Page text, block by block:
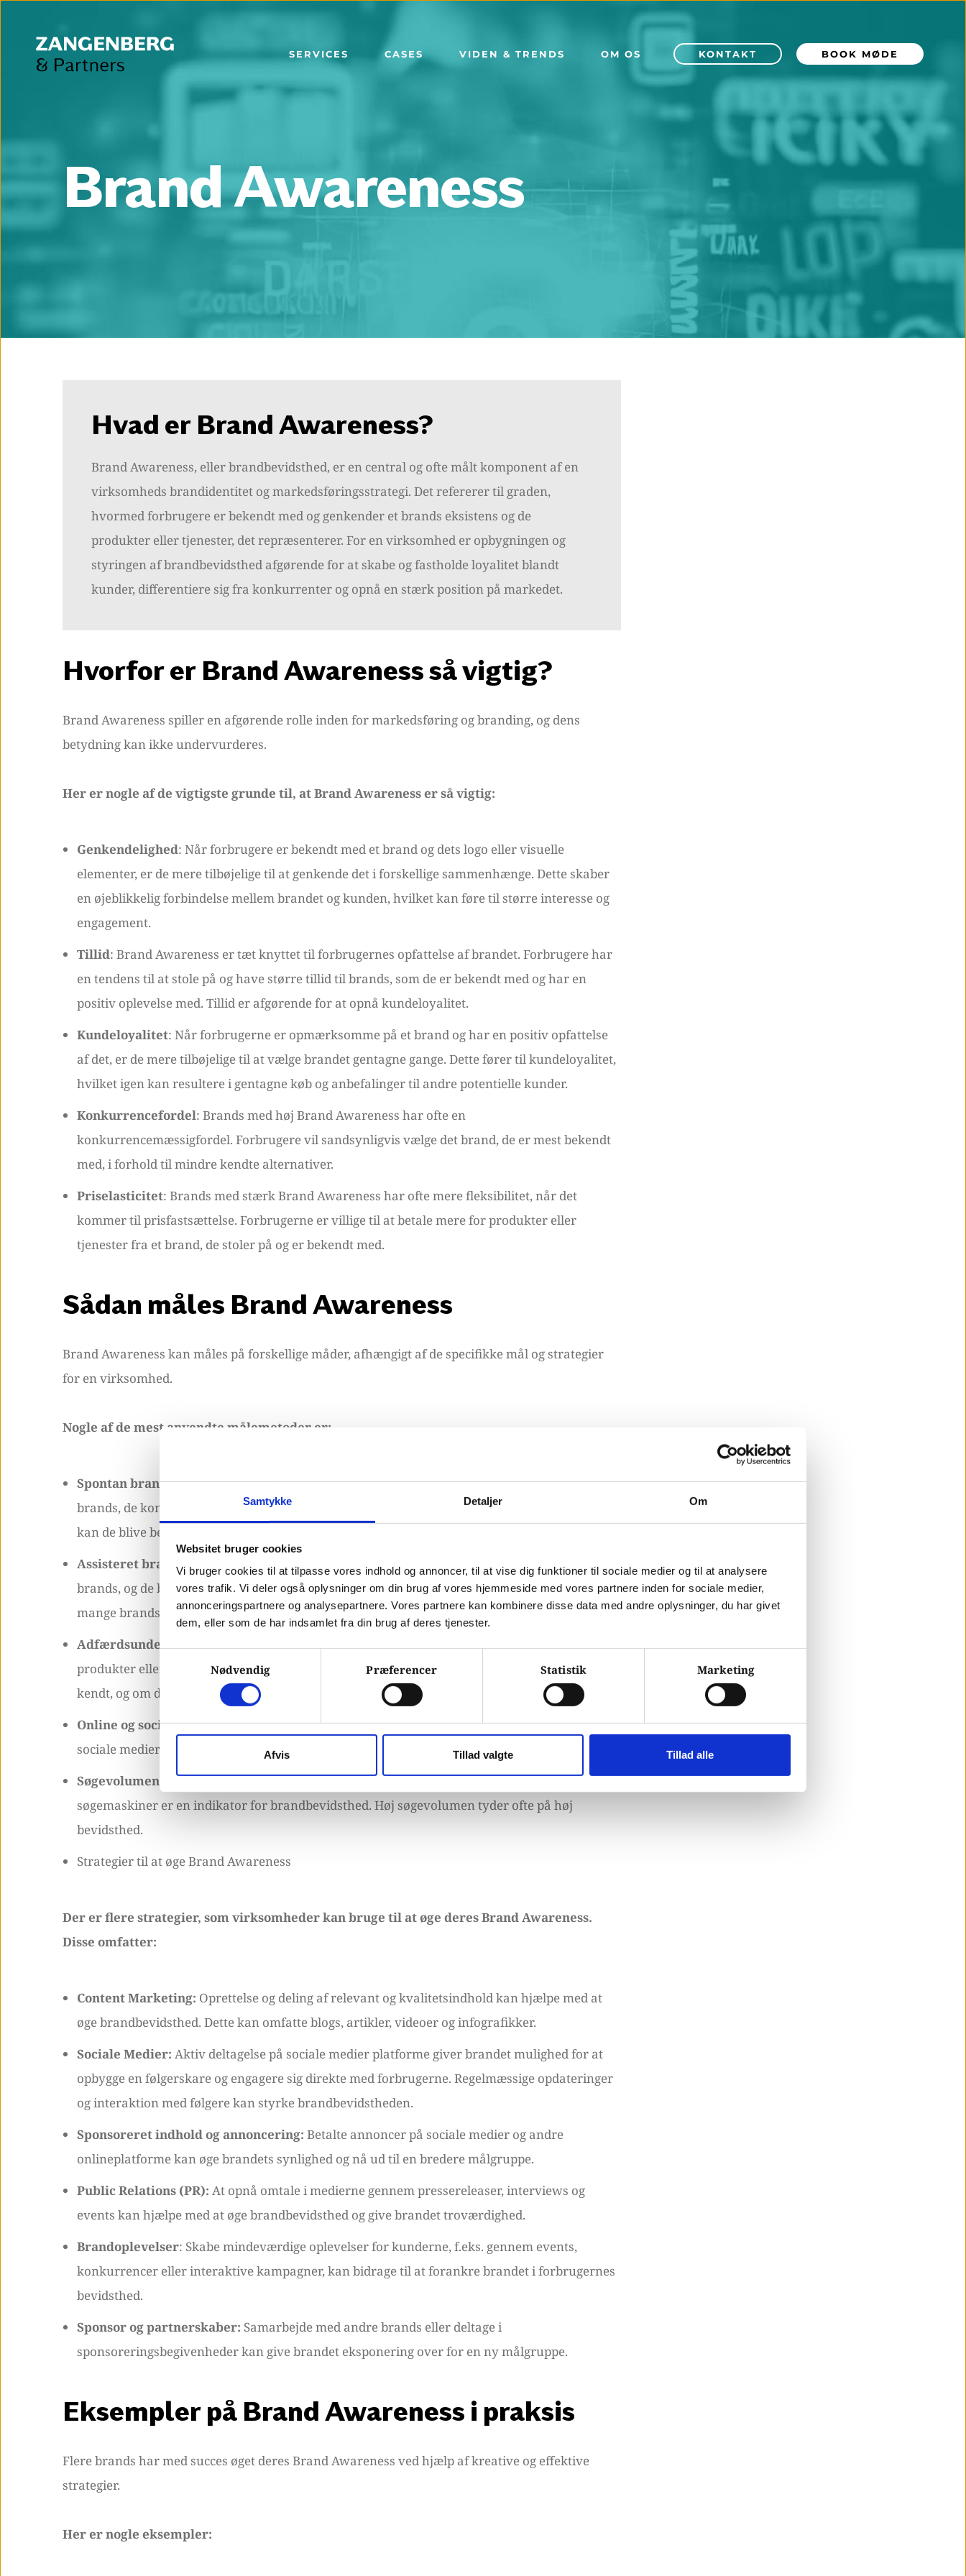
Samtykke Detaljer Om
Websitet bruger cookies
Vi bruger cookies til at tilpasse vores indhold og annoncer, til at vise dig funktioner til sociale medier og til at analysere
vores trafik. Vi deler også oplysninger om din brug af vores hjemmeside med vores partnere inden for sociale medier,
annonceringspartnere og analysepartnere. Vores partnere kan kombinere disse data med andre oplysninger, du har givet
dem, eller som de har indsamlet fra din brug af deres tjenester.
Nødvendig Præferencer Statistik Marketing
Afvis Tillad valgte Tillad alle
SERVICES CASES VIDEN & TRENDS OM OS KONTAKT BOOK MØDE
Brand Awareness
Hvad er Brand Awareness?
Brand Awareness, eller brandbevidsthed, er en central og ofte målt komponent af en
virksomheds brandidentitet og markedsføringsstrategi. Det refererer til graden,
hvormed forbrugere er bekendt med og genkender et brands eksistens og de
produkter eller tjenester, det repræsenterer. For en virksomhed er opbygningen og
styringen af brandbevidsthed afgørende for at skabe og fastholde loyalitet blandt
kunder, differentiere sig fra konkurrenter og opnå en stærk position på markedet.
Hvorfor er Brand Awareness så vigtig?
Brand Awareness spiller en afgørende rolle inden for markedsføring og branding, og dens
betydning kan ikke undervurderes.
Her er nogle af de vigtigste grunde til, at Brand Awareness er så vigtig:
Genkendelighed: Når forbrugere er bekendt med et brand og dets logo eller visuelle
elementer, er de mere tilbøjelige til at genkende det i forskellige sammenhænge. Dette skaber
en øjeblikkelig forbindelse mellem brandet og kunden, hvilket kan føre til større interesse og
engagement.
Tillid: Brand Awareness er tæt knyttet til forbrugernes opfattelse af brandet. Forbrugere har
en tendens til at stole på og have større tillid til brands, som de er bekendt med og har en
positiv oplevelse med. Tillid er afgørende for at opnå kundeloyalitet.
Kundeloyalitet: Når forbrugerne er opmærksomme på et brand og har en positiv opfattelse
af det, er de mere tilbøjelige til at vælge brandet gentagne gange. Dette fører til kundeloyalitet,
hvilket igen kan resultere i gentagne køb og anbefalinger til andre potentielle kunder.
Konkurrencefordel: Brands med høj Brand Awareness har ofte en
konkurrencemæssigfordel. Forbrugere vil sandsynligvis vælge det brand, de er mest bekendt
med, i forhold til mindre kendte alternativer.
Priselasticitet: Brands med stærk Brand Awareness har ofte mere fleksibilitet, når det
kommer til prisfastsættelse. Forbrugerne er villige til at betale mere for produkter eller
tjenester fra et brand, de stoler på og er bekendt med.
Sådan måles Brand Awareness
Brand Awareness kan måles på forskellige måder, afhængigt af de specifikke mål og strategier
for en virksomhed.
Nogle af de mest anvendte målemetoder er:
Spontan brandbevidsthed:Denne metode involverer at spørge forbrugere om at nævne
brands, de kommer i tanke om, når de tænker på en bestemt produktkategori. For eksempel
kan de blive bedt om at nævne bilmærker, når de tænker på "biler."
Assisteret brandbevidsthed : I denne målemetode præsenteres forbrugere med en liste over
brands, og de bliver bedt om at markere de brands, de er bekendt med. Dette måler, hvor
mange brands forbrugerne genkender fra en liste.
Adfærdsundersøgelser: Disse undersøgelser måler, om forbrugerne tidligere har købt
produkter eller tjenester fra et bestemt brand. Dette er en indikation af, hvor godt brandet er
kendt, og om det har formået at omsætte sin brandbevidsthed til kundeadfærd.
Online og sociale medier-metriker:Antallet af likes, delinger, kommentarer og følgere på
sociale medier er en nyttig indikator for brandets online tilstedeværelse og bevidsthed.
Søgevolumen : Mængden af søgninger efter brandets navn eller relaterede søgetermer på
søgemaskiner er en indikator for brandbevidsthed. Høj søgevolumen tyder ofte på høj
bevidsthed.
Strategier til at øge Brand Awareness
Der er flere strategier, som virksomheder kan bruge til at øge deres Brand Awareness.
Disse omfatter:
Content Marketing: Oprettelse og deling af relevant og kvalitetsindhold kan hjælpe med at
øge brandbevidsthed. Dette kan omfatte blogs, artikler, videoer og infografikker.
Sociale Medier: Aktiv deltagelse på sociale medier platforme giver brandet mulighed for at
opbygge en følgerskare og engagere sig direkte med forbrugerne. Regelmæssige opdateringer
og interaktion med følgere kan styrke brandbevidstheden.
Sponsoreret indhold og annoncering: Betalte annoncer på sociale medier og andre
onlineplatforme kan øge brandets synlighed og nå ud til en bredere målgruppe.
Public Relations (PR): At opnå omtale i medierne gennem pressereleaser, interviews og
events kan hjælpe med at øge brandbevidsthed og give brandet troværdighed.
Brandoplevelser: Skabe mindeværdige oplevelser for kunderne, f.eks. gennem events,
konkurrencer eller interaktive kampagner, kan bidrage til at forankre brandet i forbrugernes
bevidsthed.
Sponsor og partnerskaber: Samarbejde med andre brands eller deltage i
sponsoreringsbegivenheder kan give brandet eksponering over for en ny målgruppe.
Eksempler på Brand Awareness i praksis
Flere brands har med succes øget deres Brand Awareness ved hjælp af kreative og effektive
strategier.
Her er nogle eksempler: